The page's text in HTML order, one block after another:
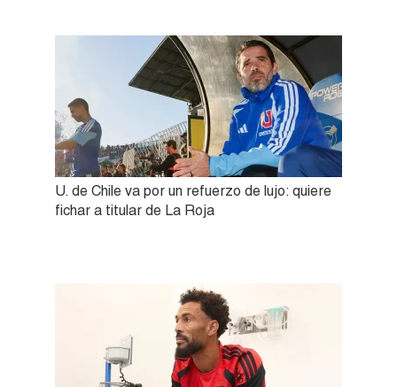
U. de Chile va por un refuerzo de lujo: quiere
fichar a titular de La Roja